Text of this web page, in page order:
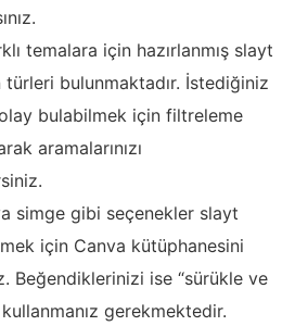
temalara için hazırlanmış slayt
bulunmaktadır. İstediğiniz
bulabilmek için filtreleme
aramalarınızı
simge gibi seçenekler slayt
için Canva kütüphanesini
Beğendiklerinizi ise “sürükle ve
gerekmektedir.